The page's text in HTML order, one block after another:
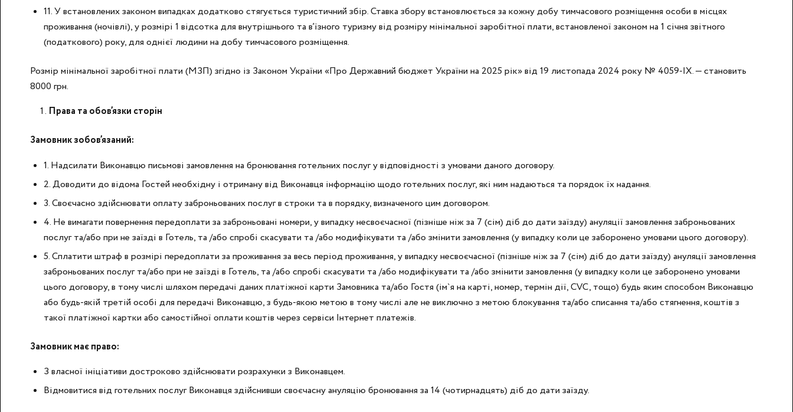
11. У встановлених законом випадках додатково стягується туристичний збір. Ставка збору встановлюється за кожну добу тимчасового розміщення особи в місцях
проживання (ночівлі), у розмірі 1 відсотка для внутрішнього та в’їзного туризму від розміру мінімальної заробітної плати, встановленої законом на 1 січня звітного
(податкового) року, для однієї людини на добу тимчасового розміщення.
Розмір мінімальної заробітної плати (МЗП) згідно із Законом України «Про Державний бюджет України на 2025 рік» від 19 листопада 2024 року № 4059-IX. — становить
8000 грн.
Права та обов’язки сторін
Замовник зобов’язаний:
1. Надсилати Виконавцю письмові замовлення на бронювання готельних послуг у відповідності з умовами даного договору.
2. Доводити до відома Гостей необхідну і отриману від Виконавця інформацію щодо готельних послуг, які ним надаються та порядок їх надання.
3. Своєчасно здійснювати оплату заброньованих послуг в строки та в порядку, визначеного цим договором.
4. Не вимагати повернення передоплати за заброньовані номери, у випадку несвоєчасної (пізніше ніж за 7 (сім) діб до дати заїзду) ануляції замовлення заброньованих
послуг та/або при не заїзді в Готель, та /або спробі скасувати та /або модифікувати та /або змінити замовлення (у випадку коли це заборонено умовами цього договору).
5. Сплатити штраф в розмірі передоплати за проживання за весь період проживання, у випадку несвоєчасної (пізніше ніж за 7 (сім) діб до дати заїзду) ануляції замовлення
заброньованих послуг та/або при не заїзді в Готель, та /або спробі скасувати та /або модифікувати та /або змінити замовлення (у випадку коли це заборонено умовами
цього договору, в тому числі шляхом передачі даних платіжної карти Замовника та/або Гостя (ім`я на карті, номер, термін дії, CVC, тощо) будь яким способом Виконавцю
або будь-якій третій особі для передачі Виконавцю, з будь-якою метою в тому числі але не виключно з метою блокування та/або списання та/або стягнення, коштів з
такої платіжної картки або самостійної оплати коштів через сервіси Інтернет платежів.
Замовник має право:
З власної ініціативи достроково здійснювати розрахунки з Виконавцем.
Відмовитися від готельних послуг Виконавця здійснивши своєчасну ануляцію бронювання за 14 (чотирнадцять) діб до дати заїзду.